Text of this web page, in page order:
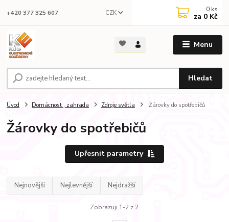
Menu
CZK
Hledat
+420 377 325 607 0 ks
za 0 Kč
Úvod Domácnost , zahrada Zdroje světla Žárovky do spotřebičů
Žárovky do spotřebičů
Upřesnit parametry
Nejnovější Nejlevnější Nejdražší
Zobrazuji 1-2 z 2